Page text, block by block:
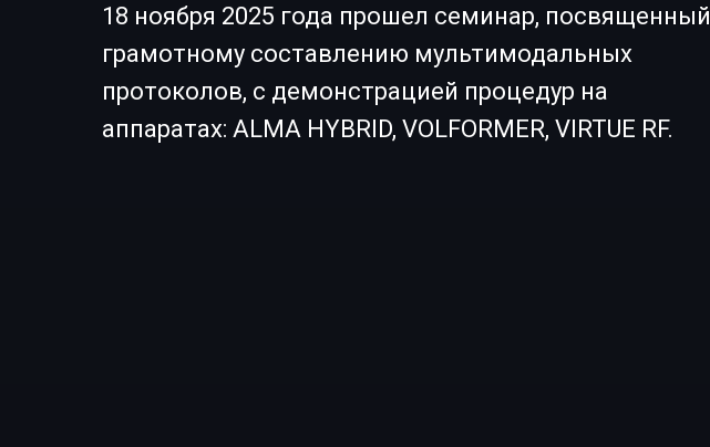
18 ноября 2025 года прошел семинар, посвященный
грамотному составлению мультимодальных
протоколов, с демонстрацией процедур на
аппаратах: ALMA HYBRID, VOLFORMER, VIRTUE RF.